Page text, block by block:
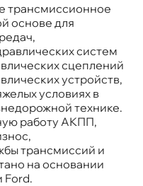
трансмиссионное
основе для
систем
сцеплений
устройств,
условиях
технике.
работу АКПП,
трансмиссий и
на основании
Ford.